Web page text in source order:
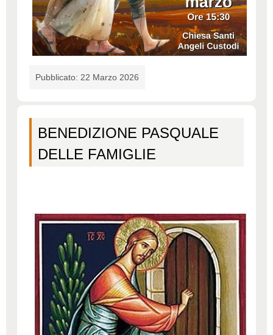
Pubblicato: 22 Marzo 2026
BENEDIZIONE PASQUALE
DELLE FAMIGLIE